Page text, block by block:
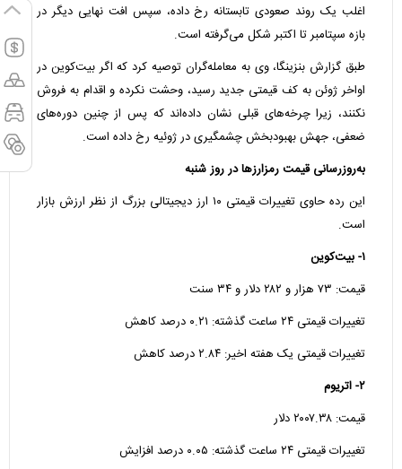
اغلب یک روند صعودی تابستانه رخ داده، سپس افت نهایی دیگر در
بازه‌ سپتامبر تا اکتبر شکل می‌گرفته است.
طبق گزارش بنزینگا، وی به معامله‌گران توصیه کرد که اگر بیت‌کوین در
اواخر ژوئن به کف قیمتی جدید رسید، وحشت نکرده و اقدام به فروش
نکنند، زیرا چرخه‌های قبلی نشان داده‌اند که پس از چنین دوره‌های
ضعفی، جهش بهبودبخش چشمگیری در ژوئیه رخ داده است.
به‌روزرسانی قیمت رمزارزها در روز شنبه
این رده حاوی تغییرات قیمتی ۱۰ ارز دیجیتالی بزرگ از نظر ارزش بازار
است.
۱- بیت‌کوین
قیمت: ۷۳ هزار و ۲۸۲ دلار و ۳۴ سنت
تغییرات قیمتی ۲۴ ساعت گذشته: ۰.۲۱ درصد کاهش
تغییرات قیمتی یک هفته اخیر: ۲.۸۴ درصد کاهش
۲- اتریوم
قیمت: ۲۰۰۷.۳۸ دلار
تغییرات قیمتی ۲۴ ساعت گذشته: ۰.۰۵ درصد افزایش